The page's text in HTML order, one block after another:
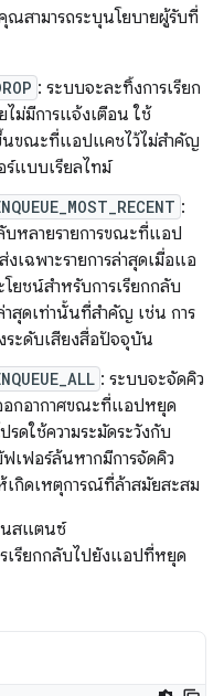
ณสามารถระบุนโยบายผู้รับที่
: ระบบจะละทิ้งการเรียก
ม่มีการแจ้งเตือน ใช้
นขณะที่แอปแคชไว้ไม่สำคัญ
แบบเรียลไทม์
:
บหลายรายการขณะที่แอป
เฉพาะรายการล่าสุดเมื่อแอ
ยชน์สำหรับการเรียกกลับ
สุดเท่านั้นที่สำคัญ เช่น การ
ะดับเสียงสื่อปัจจุบัน
: ระบบจะจัดคิว
อกอากาศขณะที่แอปหยุด
ดใช้ความระมัดระวังกับ
เฟอร์ล้นหากมีการจัดคิว
เกิดเหตุการณ์ที่ล้าสมัยสะสม
นสแตนซ์
เรียกกลับไปยังแอปที่หยุด